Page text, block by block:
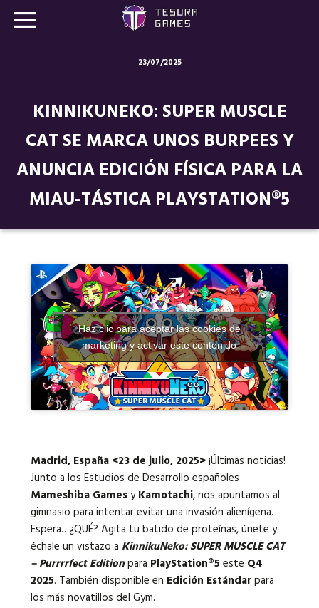
23/07/2025
KINNIKUNEKO: SUPER MUSCLE
CAT SE MARCA UNOS BURPEES Y
ANUNCIA EDICIÓN FÍSICA PARA LA
MIAU-TÁSTICA PLAYSTATION®5
Haz clic para aceptar las cookies de
marketing y activar este contenido
Madrid, España <23 de julio, 2025>¡Últimas noticias!
Junto a los Estudios de Desarrollo españoles
Mameshiba GamesyKamotachi,nos apuntamos al
gimnasio para intentar evitar una invasión alienígena.
Espera…¿QUÉ? Agita tu batido de proteínas, únete y
échale un vistazo a KinnikuNeko: SUPER MUSCLE CAT
– Purrrrfect Editionpara PlayStation®5 este Q4
2025. También disponible en Edición Estándarpara
los más novatillos del Gym.
Store
Blog
Sobre nosotros
Nuestras redes:
Idiomas: